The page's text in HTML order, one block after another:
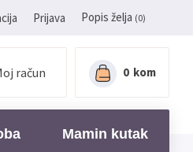
Prijava Popis želja (0)
račun 0 kom
Mamin kutak